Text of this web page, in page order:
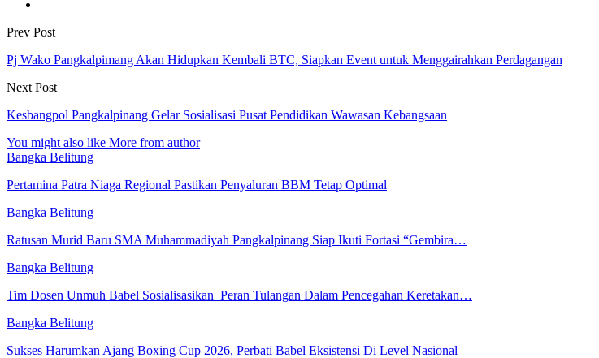
Prev Post
Pj Wako Pangkalpimang Akan Hidupkan Kembali BTC, Siapkan Event untuk Menggairahkan Perdagangan
Next Post
Kesbangpol Pangkalpinang Gelar Sosialisasi Pusat Pendidikan Wawasan Kebangsaan
You might also like More from author
Bangka Belitung
Pertamina Patra Niaga Regional Pastikan Penyaluran BBM Tetap Optimal
Bangka Belitung
Ratusan Murid Baru SMA Muhammadiyah Pangkalpinang Siap Ikuti Fortasi “Gembira…
Bangka Belitung
Tim Dosen Unmuh Babel Sosialisasikan Peran Tulangan Dalam Pencegahan Keretakan…
Bangka Belitung
Sukses Harumkan Ajang Boxing Cup 2026, Perbati Babel Eksistensi Di Level Nasional